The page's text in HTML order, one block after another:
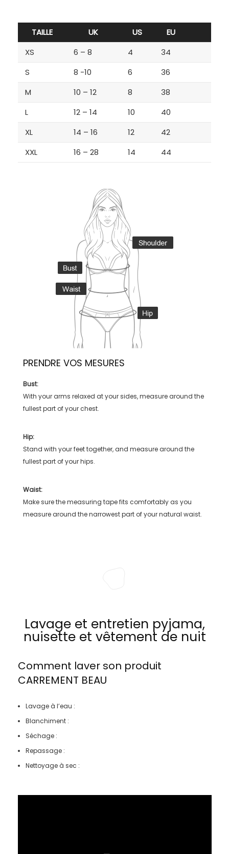
TAILLE UK US
EU
XS
6 – 8 4
34
S
8 -10 6
36
M
10 – 12 8
38
L
12 – 14 10
40
XL
14 – 16 12
42
XXL
16 – 28 14 44
PRENDRE VOS MESURES
Bust:
With your arms relaxed at your sides, measure around the
fullest part of your chest.
Hip:
Stand with your feet together, and measure around the
fullest part of your hips.
Waist:
Make sure the measuring tape fits comfortably as you
measure around the narrowest part of your natural waist.
Lavage et entretien pyjama,
nuisette et vêtement de nuit
Comment laver son produit
CARREMENT BEAU
Lavage à l’eau :
Blanchiment :
Séchage :
Repassage :
Nettoyage à sec :